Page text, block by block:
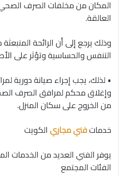
المكان من مخلفات الصرف الصحي
العالقة.
وذلك يرجع إلى أن الرائحة
التنفس والحساسية وتؤثر على
• لذلك، يجب إجراء صيانة
وإغلاق محكم لمرافق الصرف
من الخروج على سكان المنزل.
خدماتفنيمجاريالكويت
يوفر الفني العديد من الخدمات
الفئات المجتمع